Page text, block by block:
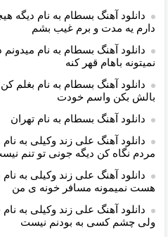
دانلود آهنگ بسطام به نام
دارم یه مدت و برم غیب بشم
دانلود آهنگ بسطام به نام
نمیتونه باهام قهر کنه
دانلود آهنگ بسطام به نام بغلم
بالش بکن واسم خودت
دانلود آهنگ بسطام به نام تهران
دانلود آهنگ علی زند وکیلی به
مردم نگاه كن دیگه جونى تو تنم
دانلود آهنگ علی زند وکیلی به
هست نمیمونه مسافر خونه ی من
دانلود آهنگ علی زند وکیلی به
ولی چشم كسی به بودنم نیست